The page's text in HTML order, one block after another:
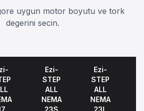
uygun motor boyutu ve tork
degerini secin.
Ezi-
STEP
ALL
NEMA
23S
Ezi-
STEP
ALL
NEMA
23L